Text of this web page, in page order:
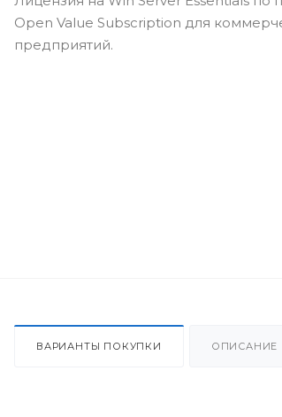
Open Value Subscription для
предприятий.
ВАРИАНТЫ ПОКУПКИ ОПИСАНИЕ